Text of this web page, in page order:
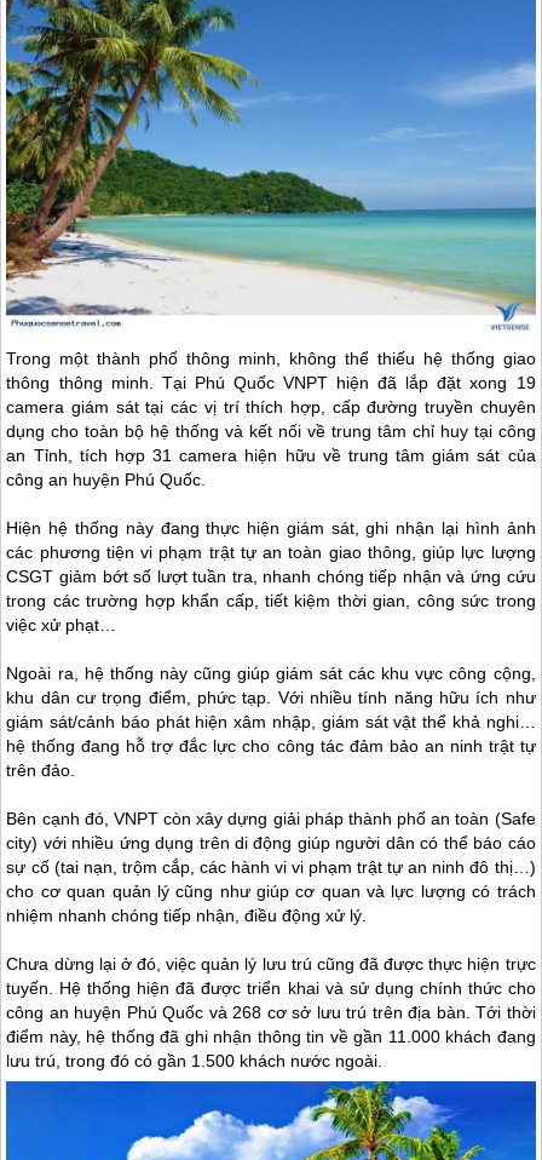
Trong một thành phố thông minh, không thể thiếu hệ thống giao
thông thông minh. Tại Phú QuốcVNPT hiện đã lắp đặt xong 19
camera giám sát tại các vị trí thích hợp, cấp đường truyền chuyên
dụng cho toàn bộ hệ thống và kết nối về trung tâm chỉ huy tại công
an Tỉnh, tích hợp 31 camera hiện hữu về trung tâm giám sát của
công an huyện Phú Quốc
Hiện hệ thống này đang thực hiện giám sát, ghi nhận lại hình ảnh
các phương tiện vi phạm trật tự an toàn giao thông, giúp lực lượng
CSGT giảm bớt số lượt tuần tra, nhanh chóng tiếp nhận và ứng cứu
trong các trường hợp khẩn cấp, tiết kiệm thời gian, công sức trong
việc xử phạt…
Ngoài ra, hệ thống này cũng giúp giám sát các khu vực công cộng,
khu dân cư trọng điểm, phức tạp. Với nhiều tính năng hữu ích như
giám sát/cảnh báo phát hiện xâm nhập, giám sát vật thể khả nghi…
hệ thống đang hỗ trợ đắc lực cho công tác đảm bảo an ninh trật tự
trên đảo.
Bên cạnh đó, VNPT còn xây dựng giải pháp thành phố an toàn (Safe
city) với nhiều ứng dụng trên di động giúp người dân có thể báo cáo
sự cố (tai nạn, trộm cắp, các hành vi vi phạm trật tự an ninh đô thị…)
cho cơ quan quản lý cũng như giúp cơ quan và lực lượng có trách
nhiệm nhanh chóng tiếp nhận, điều động xử lý.
Chưa dừng lại ở đó, việc quản lý lưu trú cũng đã được thực hiện trực
tuyến. Hệ thống hiện đã được triển khai và sử dụng chính thức cho
công an huyện Phú Quốc và 268 cơ sở lưu trú trên địa bàn. Tới thời
điểm này, hệ thống đã ghi nhận thông tin về gần 11.000 khách đang
lưu trú, trong đó có gần 1.500 khách nước ngoài.